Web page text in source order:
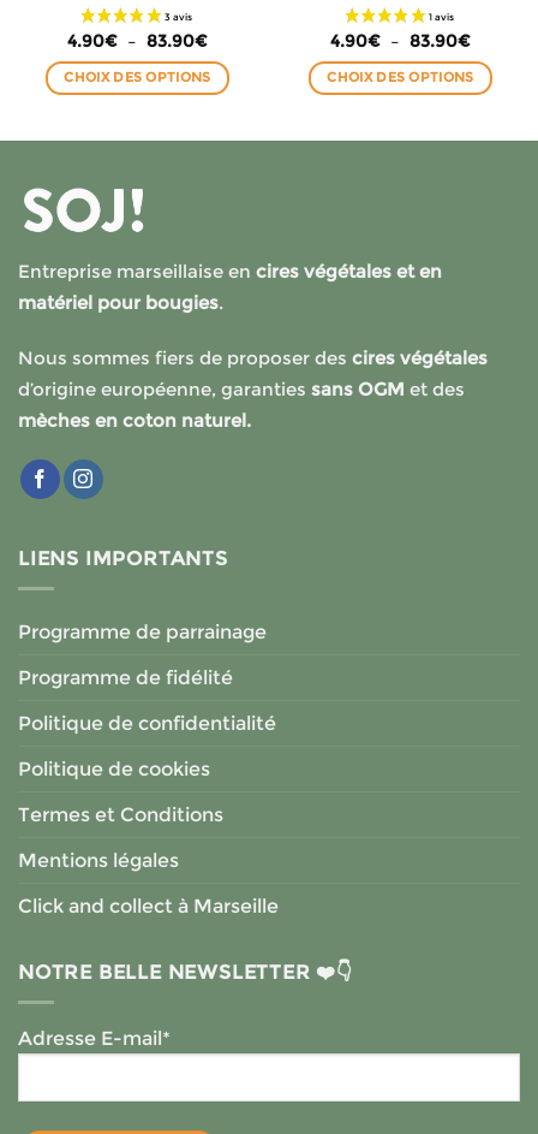
4.90€ – 83.90€Plage
prix :
4.90€
à
CHOIX DES OPTIONS
variations.
Les
peuvent
être
sur
la
du
4.90€ – 83.90€Plage
prix :
4.90€
à
CHOIX DES OPTIONS
peuvent
sur
la
Entreprise marseillaise en cires végétales et en
matériel pour bougies.
Nous sommes fiers de proposer des cires végétales
d’origine européenne, garanties sans OGM et des
mèches en coton naturel.
LIENS IMPORTANTS
Programme de parrainage
Programme de fidélité
Politique de confidentialité
Politique de cookies
Termes et Conditions
Mentions légales
Click and collect à Marseille
NOTRE BELLE NEWSLETTER ❤️👇
Adresse E-mail*